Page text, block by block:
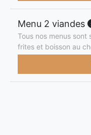
Menu 2 viandes
Tous nos menus sont
frites et boisson au